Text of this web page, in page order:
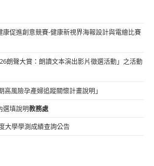
康促進創意競賽-健康新視界海報設計與電繪比賽
朗聲大賞：朗讀文本演出影片徵選活動」之活動
高風險孕產婦追蹤關懷計畫說明」
選填說明教務處
大學學測成績查詢公告